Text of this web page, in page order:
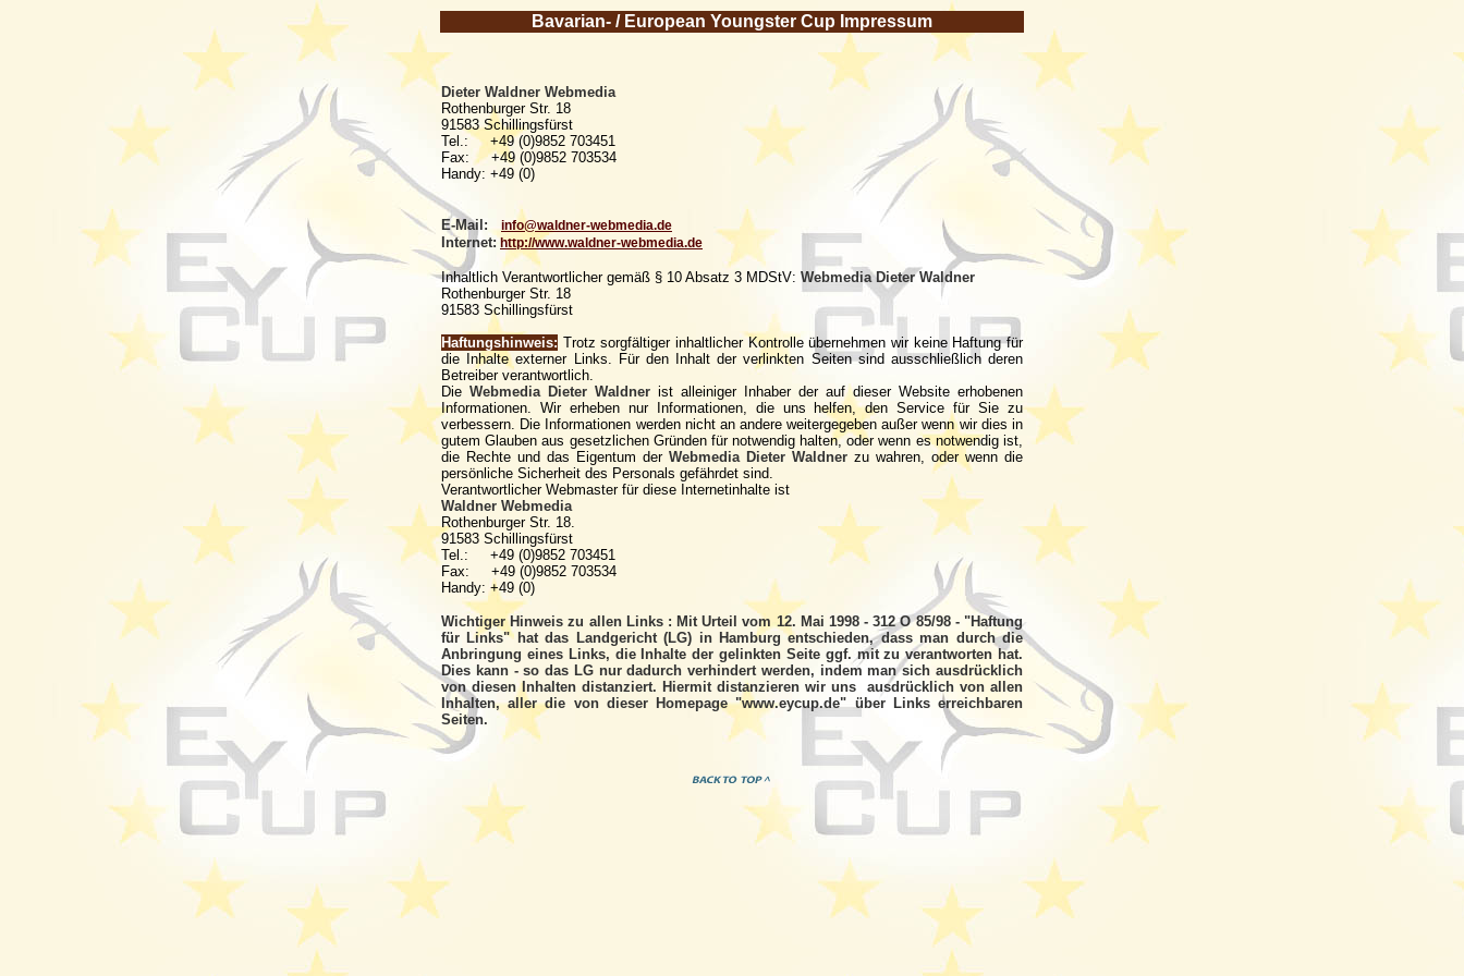
Bavarian- / European Youngster Cup Impressum
Dieter Waldner Webmedia
Rothenburger Str. 18
91583 Schillingsfürst
Tel.: +49 (0)9852 703451
Fax: +49 (0)9852 703534
Handy: +49 (0)
E-Mail: info@waldner-webmedia.de
Internet: http://www.waldner-webmedia.de
Inhaltlich Verantwortlicher gemäß § 10 Absatz 3 MDStV: Webmedia DieterWaldner
Rothenburger Str. 18
91583 Schillingsfürst
Haftungshinweis: Trotz sorgfältiger inhaltlicher Kontrolle übernehmen wir keine Haftung für
die Inhalte externer Links. Für den Inhalt der verlinkten Seiten sind ausschließlich deren
Betreiber verantwortlich.
Die Webmedia Dieter Waldner ist alleiniger Inhaber der auf dieser Website erhobenen
Informationen. Wir erheben nur Informationen, die uns helfen, den Service für Sie zu
verbessern. Die Informationen werden nicht an andere weitergegeben außer wenn wir dies in
gutem Glauben aus gesetzlichen Gründen für notwendig halten, oder wenn es notwendig ist,
die Rechte und das Eigentum der Webmedia Dieter Waldner zu wahren, oder wenn die
persönliche Sicherheit des Personals gefährdet sind.
Verantwortlicher Webmaster für diese Internetinhalte ist
Waldner Webmedia
Rothenburger Str. 18.
91583 Schillingsfürst
Tel.: +49 (0)9852 703451
Fax: +49 (0)9852 703534
Handy: +49 (0)
Wichtiger Hinweis zu allen Links : Mit Urteil vom 12. Mai 1998 - 312 O 85/98 - "Haftung
für Links" hat das Landgericht (LG) in Hamburg entschieden, dass man durch die
Anbringung eines Links, die Inhalte der gelinkten Seite ggf. mit zu verantworten hat.
Dies kann - so das LG nur dadurch verhindert werden, indem man sich ausdrücklich
von diesen Inhalten distanziert. Hiermit distanzieren wir uns ausdrücklich von allen
Inhalten, aller die von dieser Homepage "www.eycup.de" über Links erreichbaren
Seiten.